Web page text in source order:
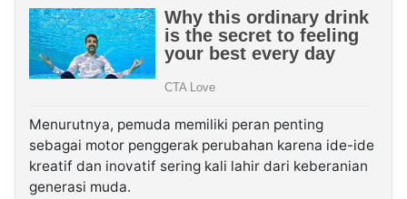
Menurutnya, pemuda memiliki peran penting
sebagai motor penggerak perubahan karena ide-ide
kreatif dan inovatif sering kali lahir dari keberanian
generasi muda.